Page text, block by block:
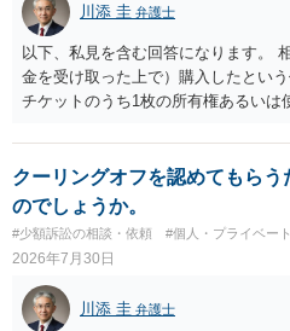
に委任するかも疑わしいのですが）
う。 何か本人を示す事実（振込先な
情報を割り出していくしかないよう
川添 圭 弁護士
以下、私見を含む回答になります。
金を受け取った上で）購入したとい
チケットのうち1枚の所有権あるいは
す。 一方、このチケット購入には「
も付随していたことを無視すること
ば、交際を終了させたことにより「
重大な障害が発生しており、当然に
かは微妙であり、むしろ返金すべき
合致するのではないか、という判断
えば、当該チケットが座席指定であ
隣り合わせになることは避けたいと
クーリングオフを認めてもら
のでしょうか。
#少額訴訟の相談・依頼 #個人・プライベート
2026年7月30日
川添 圭 弁護士